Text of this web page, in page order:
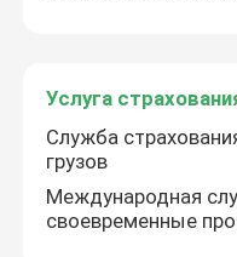
Услуга
Служба
грузов
Международная
своевременные